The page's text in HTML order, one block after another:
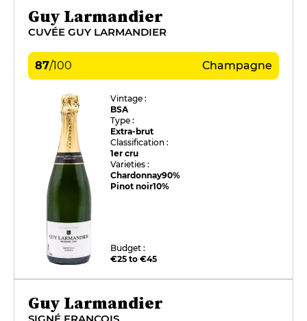
Guy Larmandier
CUVÉE GUY LARMANDIER
87/100 Champagne
Vintage :
BSA
Type :
Extra-brut
Classification :
1er cru
Varieties :
Chardonnay90%
Pinot noir10%
Budget :
€25 to €45
Guy Larmandier
SIGNÉ FRANÇOIS